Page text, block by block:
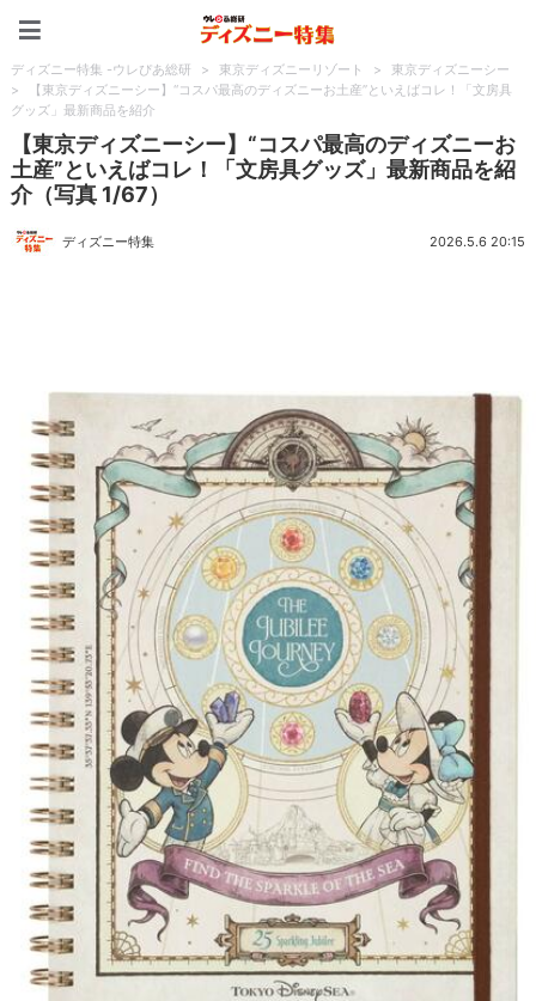
ディズニー特集 -ウレぴあ総研 > 東京ディズニーリゾート >
東京ディズニーシー
>
【東京ディズニーシー】“コスパ最高のディズニーお土産”といえばコレ！「文房具
グッズ」最新商品を紹介
【東京ディズニーシー】“コスパ最高のディズニーお
土産”といえばコレ！「文房具グッズ」最新商品を紹
介（写真 1/67）
ディズニー特集 2026.5.6 20:15